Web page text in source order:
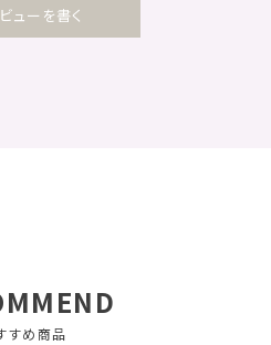
ューを書く
すめ商品